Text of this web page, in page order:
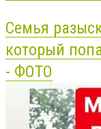
Семья
который
- ФОТО